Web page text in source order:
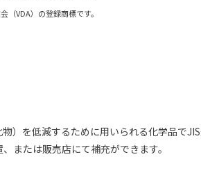
VDA）の登録商標です。
）を低減するために用いられる化学品で
または販売店にて補充ができます。